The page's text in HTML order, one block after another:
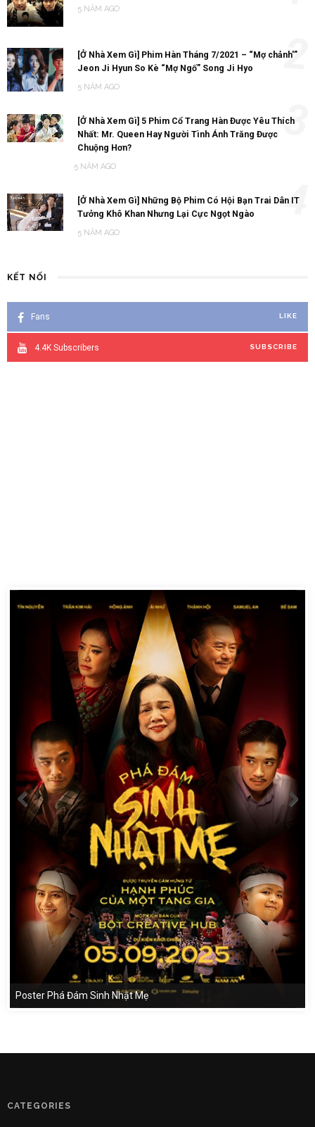
5 NĂM AGO
[Ở Nhà Xem Gì] Phim Hàn Tháng 7/2021 – “Mợ chảnh'”
Jeon Ji Hyun So Kè “Mợ Ngố” Song Ji Hyo
5 NĂM AGO
2
[Ở Nhà Xem Gì] 5 Phim Cổ Trang Hàn Được Yêu Thích
Nhất: Mr. Queen Hay Người Tình Ánh Trăng Được
Chuộng Hơn?
5 NĂM AGO
3
[Ở Nhà Xem Gì] Những Bộ Phim Có Hội Bạn Trai Dân IT
Tưởng Khô Khan Nhưng Lại Cực Ngọt Ngào
5 NĂM AGO
4
KẾT NỐI
Fans LIKE
4.4K Subscribers SUBSCRIBE
Poster Phá Đám Sinh Nhật Mẹ
CATEGORIES